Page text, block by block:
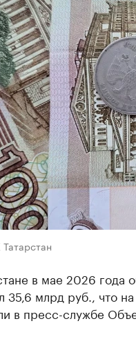
в мае 2026 года
35,6 млрд руб., что
в пресс-службе